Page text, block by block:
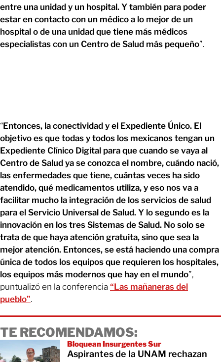
entre una unidad y un hospital. Y también para poder
estar en contacto con un médico a lo mejor de un
hospital o de una unidad que tiene más médicos
especialistas con un Centro de Salud más pequeño”.
“Entonces, la conectividad y el Expediente Único. El
objetivo es que todas y todos los mexicanos tengan un
Expediente Clínico Digital para que cuando se vaya al
Centro de Salud ya se conozca el nombre, cuándo nació,
las enfermedades que tiene, cuántas veces ha sido
atendido, qué medicamentos utiliza, y eso nos va a
facilitar mucho la integración de los servicios de salud
para el Servicio Universal de Salud. Y lo segundo es la
innovación en los tres Sistemas de Salud. No solo se
trata de que haya atención gratuita, sino que sea la
mejor atención. Entonces, se está haciendo una compra
única de todos los equipos que requieren los hospitales,
los equipos más modernos que hay en el mundo”,
puntualizó en la conferencia “Las mañaneras del
pueblo”.
TE RECOMENDAMOS:
Bloquean Insurgentes Sur
Aspirantes de la UNAM rechazan